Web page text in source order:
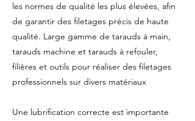
les normes de qualité les plus élevées, afin
de garantir des filetages précis de haute
qualité. Large gamme de tarauds à main,
tarauds machine et tarauds à refouler,
filières et outils pour réaliser des filetages
professionnels sur divers matériaux
Une lubrification correcte est importante